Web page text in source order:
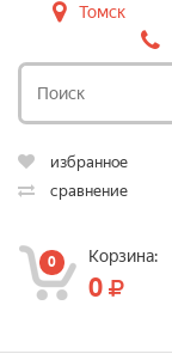
Томск
избранное
сравнение
0 Корзина:
0